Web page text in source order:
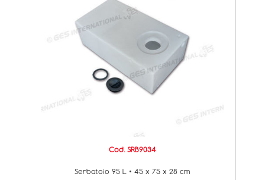
Cod. SRB9034
Serbatoio 95 L • 45 x 75 x 28 cm